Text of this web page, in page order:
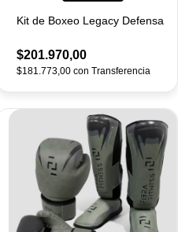
Kit de Boxeo Legacy Defensa
$201.970,00
$181.773,00 con Transferencia